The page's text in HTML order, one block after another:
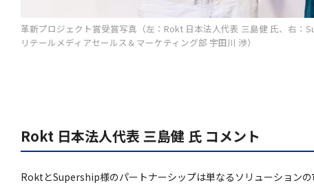
革新プロジェクト賞受賞写真（左：Rokt 日本法人代表 三島健 氏、右：
リテールメディアセールス＆マーケティング部 宇田川 渉）
Rokt 日本法人代表 三島健 氏 コメント
RoktとSupership様のパートナーシップは単なるソリューション